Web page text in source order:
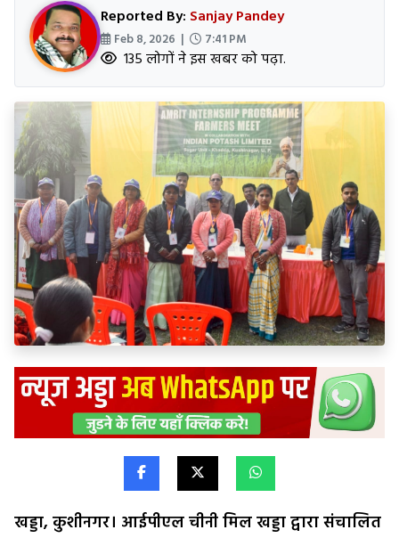
Reported By: Sanjay Pandey
Feb 8, 2026 | 7:41 PM
135 लोगों ने इस खबर को पढ़ा.
खड्डा, कुशीनगर। आईपीएल चीनी मिल खड्डा द्वारा संचालित